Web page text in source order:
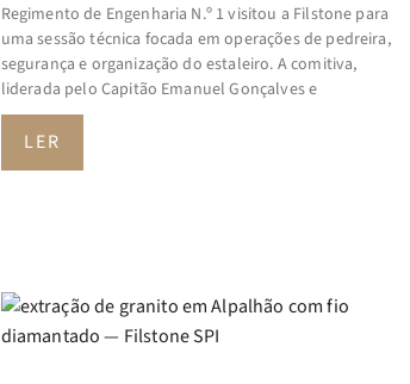
Regimento de Engenharia N.º 1 visitou a Filstone para
uma sessão técnica focada em operações de pedreira,
segurança e organização do estaleiro. A comitiva,
liderada pelo Capitão Emanuel Gonçalves e
LER